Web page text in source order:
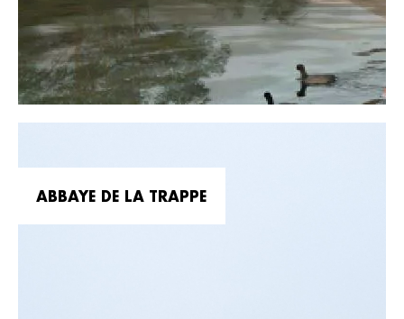
ABBAYE DE LA TRAPPE